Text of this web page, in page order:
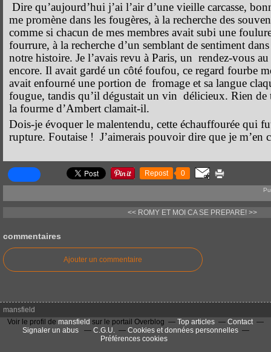
Dire qu’aujourd’hui j’ai l’air d’une vieille carcasse,
me promène dans les fougères, à la recherche des
comme si chacun de mes membres avait subi une
fourrure, à la recherche d’un semblant de sentiment
notre histoire. Je l’avais revu à Paris, un rendez-vous
encore. Il avait gardé un côté foufou, ce regard fourbe
avait enfourné une portion de fromage et sa langue
fougue, tandis qu’il dégustait un vin délicieux. Rien de
la fourme d’Ambert clamait-il.
Dois-je évoquer le malentendu, cette échauffourée qui
rupture. Foutaise ! J’aimerais pouvoir dire que je m’en
Repost 0
<< ROMY ET MOI CA SE PREPARE! >>
commentaires
Ajouter un commentaire
mansfield
Voir le profil de mansfield sur le portail Overblog Top articles
Contact
Signaler un abus
C.G.U.
Cookies et données personnelles
Préférences cookies